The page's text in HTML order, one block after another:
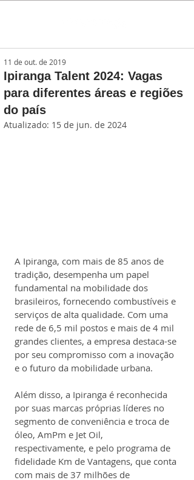
Ipiranga Talent 2024: Vagas
para diferentes áreas e regiões
do país
11 de out. de 2019
Atualizado: 15 de jun. de 2024
A Ipiranga, com mais de 85 anos de
tradição, desempenha um papel
fundamental na mobilidade dos
brasileiros, fornecendo combustíveis e
serviços de alta qualidade. Com uma
rede de 6,5 mil postos e mais de 4 mil
grandes clientes, a empresa destaca-se
por seu compromisso com a inovação
e o futuro da mobilidade urbana.
Além disso, a Ipiranga é reconhecida
por suas marcas próprias líderes no
segmento de conveniência e troca de
óleo, AmPm e Jet Oil,
respectivamente, e pelo programa de
fidelidade Km de Vantagens, que conta
com mais de 37 milhões de